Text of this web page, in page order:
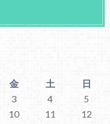
金 土
日
3 4
5
10 11
12